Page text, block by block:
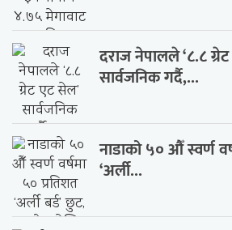
दराज नेपालले ‘८.८
सार्वजनिक गर्दै,...
नाडाको ५० औँ स्वर्ण
‘अर्ली...